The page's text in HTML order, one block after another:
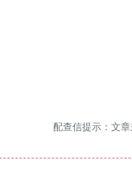
配查信提示：文章